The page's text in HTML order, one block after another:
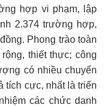
hợp vi phạm, lập
2.374 trường hợp,
Phong trào toàn
thiết thực; công
có nhiều chuyển
tích cực, nhất là triển
các chức danh